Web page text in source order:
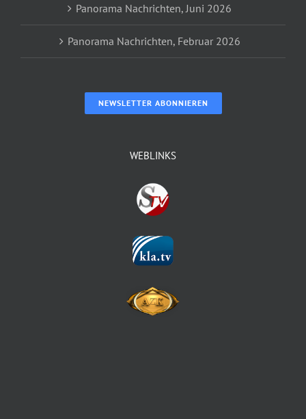
Panorama Nachrichten, Juni 2026
Panorama Nachrichten, Februar 2026
NEWSLETTER ABONNIEREN
WEBLINKS